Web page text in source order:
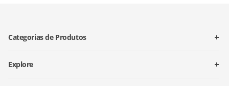
Categorias de Produtos
Explore